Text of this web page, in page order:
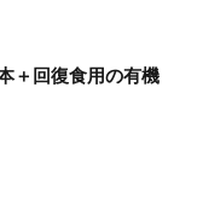
＋回復食用の有機